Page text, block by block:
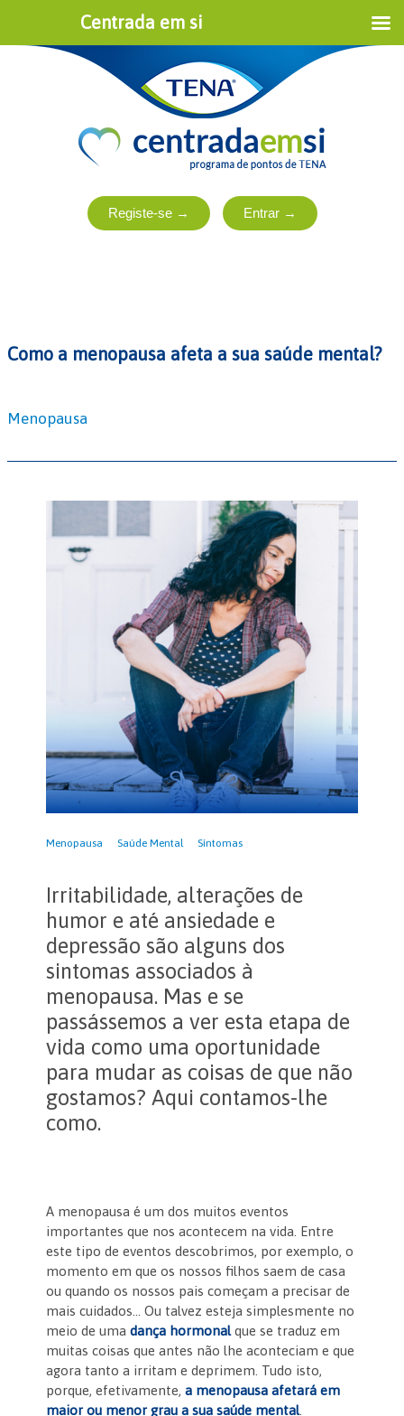
Como a menopausa afeta a sua saúde mental?
Menopausa
Menopausa Saúde Mental Síntomas
Irritabilidade, alterações de
humor e até ansiedade e
depressão são alguns dos
sintomas associados à
menopausa. Mas e se
passássemos a ver esta etapa de
vida como uma oportunidade
para mudar as coisas de que não
gostamos? Aqui contamos-lhe
como.
A menopausa é um dos muitos eventos
importantes que nos acontecem na vida. Entre
este tipo de eventos descobrimos, por exemplo, o
momento em que os nossos filhos saem de casa
ou quando os nossos pais começam a precisar de
mais cuidados… Ou talvez esteja simplesmente no
meio de umadança hormonalque se traduz em
muitas coisas que antes não lhe aconteciam e que
agora tanto a irritam e deprimem. Tudo isto,
porque, efetivamente,a menopausa afetará em
maior ou menor grau a sua saúde mental.
Centrada em si